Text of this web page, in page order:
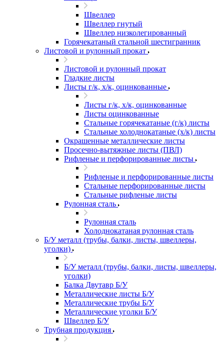
Швеллер
Швеллер гнутый
Швеллер низколегированный
Горячекатаный стальной шестигранник
Листовой и рулонный прокат
Листовой и рулонный прокат
Гладкие листы
Листы г/к, х/к, оцинкованные
Листы г/к, х/к, оцинкованные
Листы оцинкованные
Стальные горячекатаные (г/к) листы
Стальные холоднокатаные (х/к) листы
Окрашенные металлические листы
Просечно-вытяжные листы (ПВЛ)
Рифленые и перфорированные листы
Рифленые и перфорированные листы
Стальные перфорированные листы
Стальные рифленые листы
Рулонная сталь
Рулонная сталь
Холоднокатаная рулонная сталь
Б/У металл (трубы, балки, листы, швеллеры,
уголки)
Б/У металл (трубы, балки, листы, швеллеры,
уголки)
Балка Двутавр Б/У
Металлические листы Б/У
Металлические трубы Б/У
Металлические уголки Б/У
Швеллер Б/У
Трубная продукция